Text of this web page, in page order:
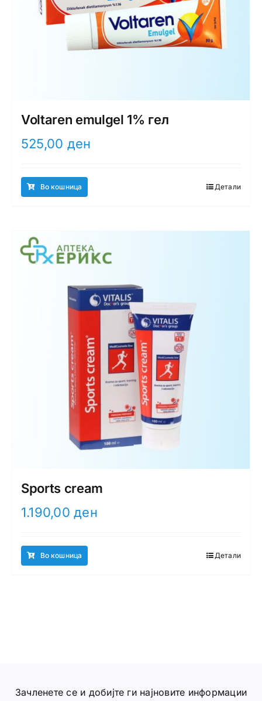
Voltaren emulgel 1% гел
525,00 ден
Во кошница Детали
Sports cream
1.190,00ден
Во кошница Детали
Зачленете се и добијте ги најновите информации